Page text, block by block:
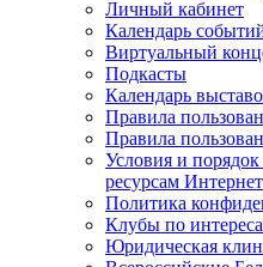
Личный кабинет
Календарь
Виртуальный
Подкасты
Календарь
Правила
Правила
Условия и порядок
ресурсам Интернет
Политика
Клубы по
Юридическая